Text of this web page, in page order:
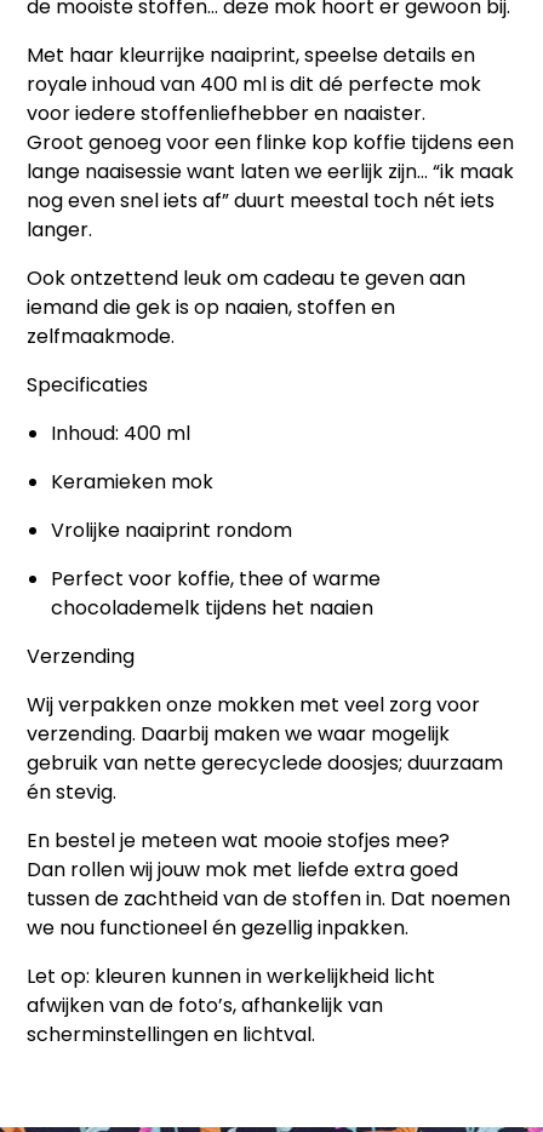
de mooiste stoffen… deze mok hoort er gewoon bij.
Met haar kleurrijke naaiprint, speelse details en
royale inhoud van 400 ml is dit dé perfecte mok
voor iedere stoffenliefhebber en naaister.
Groot genoeg voor een flinke kop koffie tijdens een
lange naaisessie want laten we eerlijk zijn… “ik maak
nog even snel iets af” duurt meestal toch nét iets
langer.
Ook ontzettend leuk om cadeau te geven aan
iemand die gek is op naaien, stoffen en
zelfmaakmode.
Specificaties
Inhoud: 400 ml
Keramieken mok
Vrolijke naaiprint rondom
Perfect voor koffie, thee of warme
chocolademelk tijdens het naaien
Verzending
Wij verpakken onze mokken met veel zorg voor
verzending. Daarbij maken we waar mogelijk
gebruik van nette gerecyclede doosjes; duurzaam
én stevig.
En bestel je meteen wat mooie stofjes mee?
Dan rollen wij jouw mok met liefde extra goed
tussen de zachtheid van de stoffen in. Dat noemen
we nou functioneel én gezellig inpakken.
Let op: kleuren kunnen in werkelijkheid licht
afwijken van de foto’s, afhankelijk van
scherminstellingen en lichtval.